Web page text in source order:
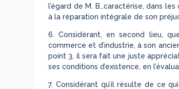
l’égard de M. B…caractérise, dans
à la réparation intégrale de son
6. Considérant, en second lieu,
commerce et d’industrie, à son
point 3, il sera fait une juste
ses conditions d’existence, en
7. Considérant qu’il résulte de ce